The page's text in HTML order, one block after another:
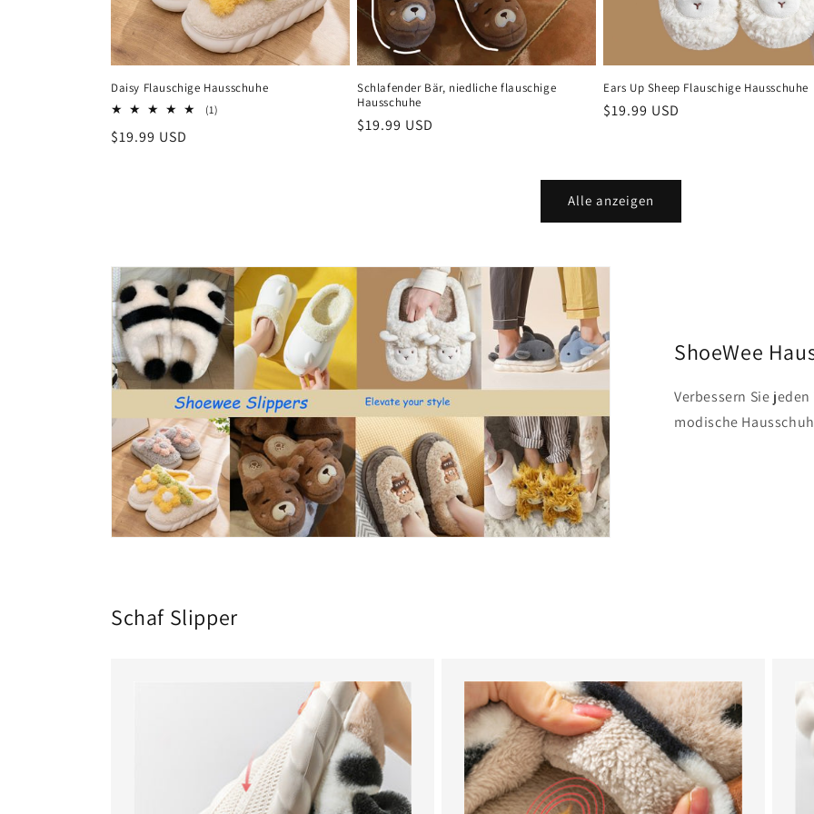
Daisy Flauschige Hausschuhe
(1)
Normaler
$19.99 USD
Schlafender Bär, niedliche flauschige
Hausschuhe
Normaler
$19.99 USD
Ears Up Sheep Flauschige Hausschuhe
Normaler
$19.99 USD
Alle anzeigen
ShoeWee
Verbessern Sie
modische
Schaf Slipper